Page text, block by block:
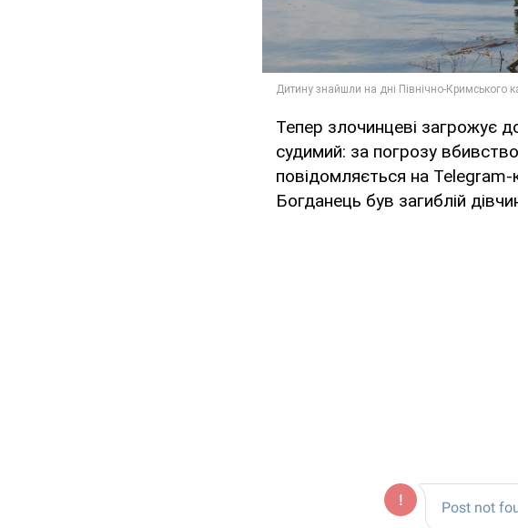
Тепер злочинцеві загрожує
судимий: за погрозу
повідомляється на
Богданець був загиблій